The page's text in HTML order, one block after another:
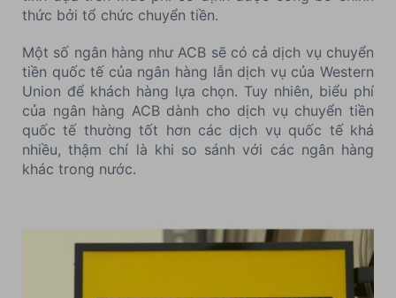
thức bởi tổ chức chuyển tiền.
Một số ngân hàng như ACB sẽ có cả dịch vụ chuyển
tiền quốc tế của ngân hàng lẫn dịch vụ của Western
Union để khách hàng lựa chọn. Tuy nhiên, biểu phí
của ngân hàng ACB dành cho dịch vụ chuyển tiền
quốc tế thường tốt hơn các dịch vụ quốc tế khá
nhiều, thậm chí là khi so sánh với các ngân hàng
khác trong nước.